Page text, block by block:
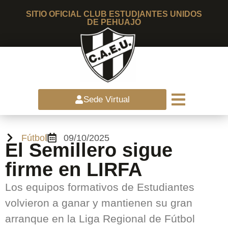
SITIO OFICIAL CLUB ESTUDIANTES UNIDOS
DE PEHUAJÓ
Sede Virtual
Fútbol 09/10/2025
El Semillero sigue
firme en LIRFA
Los equipos formativos de Estudiantes
volvieron a ganar y mantienen su gran
arranque en la Liga Regional de Fútbol